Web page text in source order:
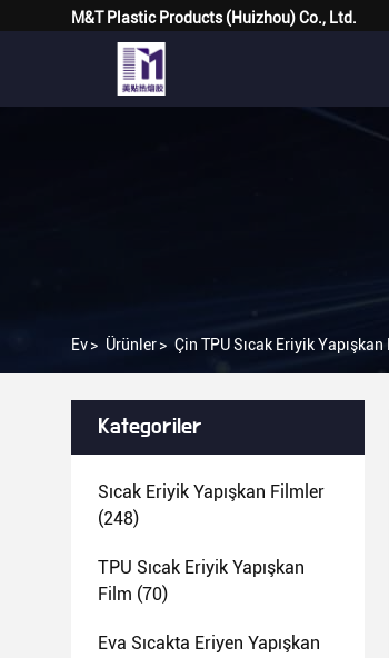
M&T Plastic Products (Huizhou) Co., Ltd.
Ev> Ürünler> Çin TPU Sıcak Eriyik
Kategoriler
Sıcak Eriyik Yapışkan Filmler
(248)
TPU Sıcak Eriyik Yapışkan
Film (70)
Eva Sıcakta Eriyen Yapışkan